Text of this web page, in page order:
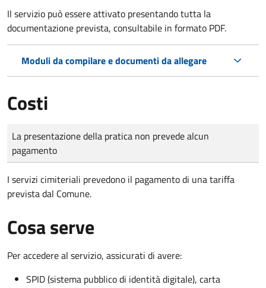
Il servizio può essere attivato presentando tutta la
documentazione prevista, consultabile in formato PDF.
Moduli da compilare e documenti da allegare
Costi
Tipo di pagamento
Importo
La presentazione della pratica non prevede alcun
pagamento
I servizi cimiteriali prevedono il pagamento di una tariffa
prevista dal Comune.
Cosa serve
Per accedere al servizio, assicurati di avere:
SPID (sistema pubblico di identità digitale), carta